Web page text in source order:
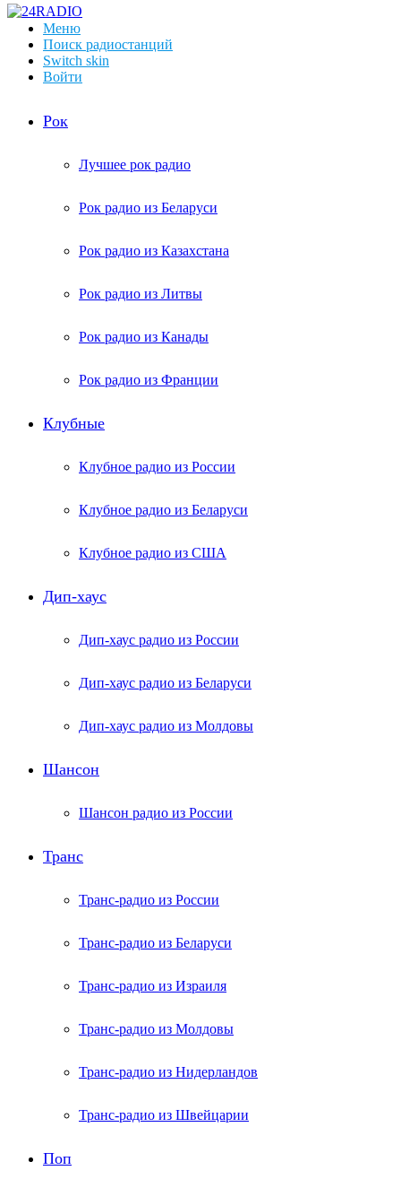
Меню
Поиск радиостанций
Switch skin
Войти
Рок
Лучшее рок радио
Рок радио из Беларуси
Рок радио из Казахстана
Рок радио из Литвы
Рок радио из Канады
Рок радио из Франции
Клубные
Клубное радио из России
Клубное радио из Беларуси
Клубное радио из США
Дип-хаус
Дип-хаус радио из России
Дип-хаус радио из Беларуси
Дип-хаус радио из Молдовы
Шансон
Шансон радио из России
Транс
Транс-радио из России
Транс-радио из Беларуси
Транс-радио из Израиля
Транс-радио из Молдовы
Транс-радио из Нидерландов
Транс-радио из Швейцарии
Поп